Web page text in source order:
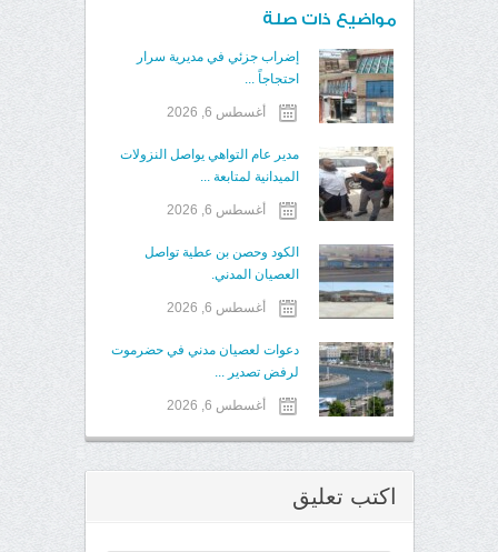
مواضيع ذات صلة
إضراب جزئي في مديرية سرار
احتجاجاً ...
أغسطس 6, 2026
مدير عام التواهي يواصل النزولات
الميدانية لمتابعة ...
أغسطس 6, 2026
الكود وحصن بن عطية تواصل
العصيان المدني.
أغسطس 6, 2026
دعوات لعصيان مدني في حضرموت
لرفض تصدير ...
أغسطس 6, 2026
اكتب تعليق